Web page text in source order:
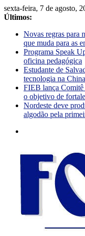
sexta-feira, 7 de agosto,
Últimos:
Novas regras para
que muda para as
Programa Speak
oficina pedagógica
Estudante de
tecnologia na China
FIEB lança Comitê
o objetivo de
Nordeste deve
algodão pela